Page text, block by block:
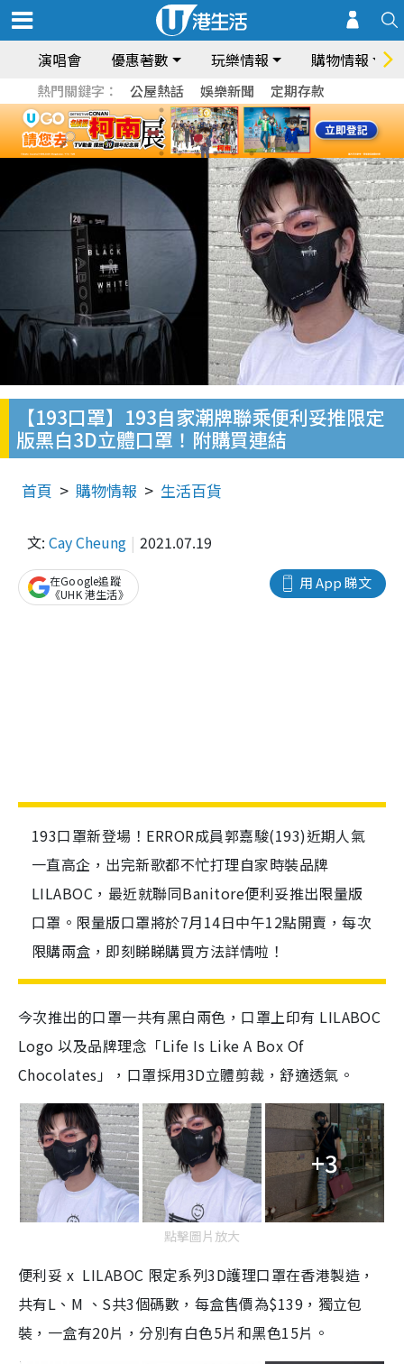
演唱會 優惠著數 玩樂情報 購物情報
熱門關鍵字： 公屋熱話 娛樂新聞 定期存款
【193口罩】193自家潮牌聯乘便利妥推限定
版黑白3D立體口罩！附購買連結
首頁 購物情報 生活百貨
文: Cay Cheung 2021.07.19
用 App 睇文
在Google追蹤
《UHK 港生活》
193口罩新登場！ERROR成員郭嘉駿(193)近期人氣
一直高企，出完新歌都不忙打理自家時裝品牌
LILABOC，最近就聯同Banitore便利妥推出限量版
口罩。限量版口罩將於7月14日中午12點開賣，每次
限購兩盒，即刻睇睇購買方法詳情啦！
今次推出的口罩一共有黑白兩色，口罩上印有 LILABOC
Logo 以及品牌理念「Life Is Like A Box Of
Chocolates」，口罩採用3D立體剪裁，舒適透氣。
+3
點擊圖片放大
便利妥 x LILABOC 限定系列3D護理口罩在香港製造，
共有L、M 、S共3個碼數，每盒售價為$139，獨立包
裝，一盒有20片，分別有白色5片和黑色15片。